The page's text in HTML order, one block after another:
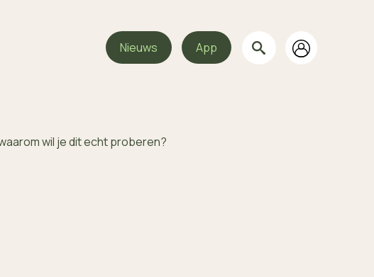
Nieuws App